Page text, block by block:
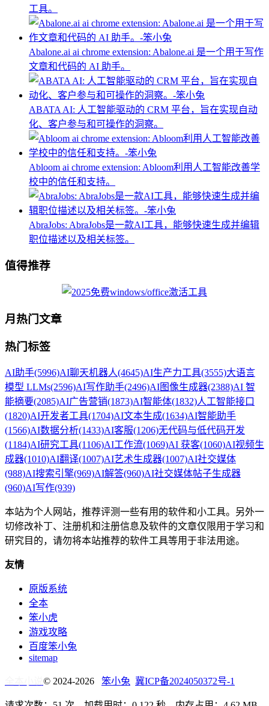
工具。
Abalone.ai ai chrome extension: Abalone.ai 是一个用于写作
文章和代码的 AI 助手。
ABATA AI: 人工智能驱动的 CRM 平台，旨在实现自动
化、客户参与和可操作的洞察。
Abloom ai chrome extension: Abloom利用人工智能改善学
校中的信任和支持。
AbraJobs: AbraJobs是一款AI工具，能够快速生成并编辑
职位描述以及相关标签。
值得推荐
月热门文章
热门标签
AI助手(5996)AI聊天机器人(4645)AI生产力工具(3555)大语言
模型 LLMs(2596)AI写作助手(2496)AI图像生成器(2388)AI 智
能摘要(2085)AI广告营销(1873)AI智能体(1832)人工智能接口
(1820)AI开发者工具(1704)AI文本生成(1634)AI智能助手
(1566)AI数据分析(1433)AI客服(1206)无代码与低代码开发
(1184)AI研究工具(1106)AI工作流(1069)AI 获客(1060)AI视频生
成器(1010)AI翻译(1007)AI艺术生成器(1007)AI社交媒体
(988)AI搜索引擎(969)AI解答(960)AI社交媒体帖子生成器
(960)AI写作(939)
本站为个人网站，推荐评测一些有用的软件和小工具。另外一
切修改补丁、注册机和注册信息及软件的文章仅限用于学习和
研究目的，请勿将本站推荐的软件工具等用于非法用途。
友情
原版系统
全本
笨小虎
游戏攻略
百度笨小兔
sitemap
© 2024-2026 笨小兔 冀ICP备2024050372号-1